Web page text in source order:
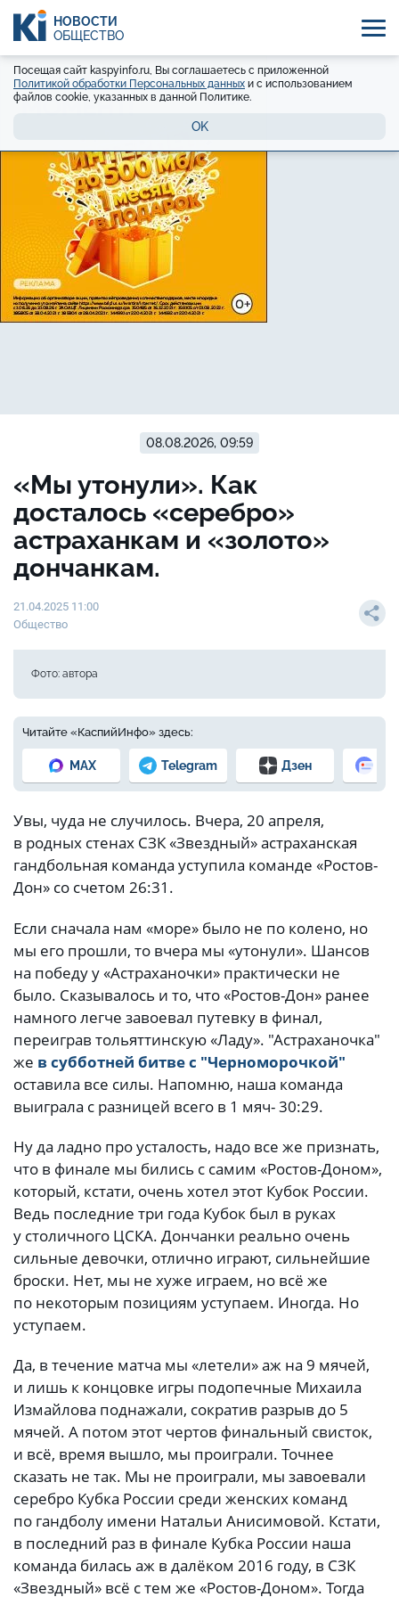
НОВОСТИ
ОБЩЕСТВО
Посещая сайт kaspyinfo.ru, Вы соглашаетесь с приложенной
Политикой обработки Персональных данных и с использованием
файлов cookie, указанных в данной Политике.
OK
08.08.2026, 09:59
«Мы утонули». Как
досталось «серебро»
астраханкам и «золото»
дончанкам.
21.04.2025 11:00
Общество
Фото: автора
Читайте «КаспийИнфо» здесь:
MAX Telegram Дзен
Увы, чуда не случилось. Вчера, 20 апреля,
в родных стенах СЗК «Звездный» астраханская
гандбольная команда уступила команде «Ростов-
Дон» со счетом 26:31.
Если сначала нам «море» было не по колено, но
мы его прошли, то вчера мы «утонули». Шансов
на победу у «Астраханочки» практически не
было. Сказывалось и то, что «Ростов-Дон» ранее
намного легче завоевал путевку в финал,
переиграв тольяттинскую «Ладу». "Астраханочка"
же в субботней битве с "Черноморочкой"
оставила все силы. Напомню, наша команда
выиграла с разницей всего в 1 мяч- 30:29.
Ну да ладно про усталость, надо все же признать,
что в финале мы бились с самим «Ростов-Доном»,
который, кстати, очень хотел этот Кубок России.
Ведь последние три года Кубок был в руках
у столичного ЦСКА. Дончанки реально очень
сильные девочки, отлично играют, сильнейшие
броски. Нет, мы не хуже играем, но всё же
по некоторым позициям уступаем. Иногда. Но
уступаем.
Да, в течение матча мы «летели» аж на 9 мячей,
и лишь к концовке игры подопечные Михаила
Измайлова поднажали, сократив разрыв до 5
мячей. А потом этот чертов финальный свисток,
и всё, время вышло, мы проиграли. Точнее
сказать не так. Мы не проиграли, мы завоевали
серебро Кубка России среди женских команд
по гандболу имени Натальи Анисимовой. Кстати,
в последний раз в финале Кубка России наша
команда билась аж в далёком 2016 году, в СЗК
«Звездный» всё с тем же «Ростов-Доном». Тогда